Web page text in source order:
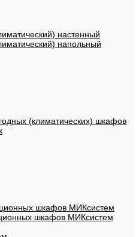
настенный
напольный
(климатических) шкафов
шкафов МИКсистем
шкафов МИКсистем